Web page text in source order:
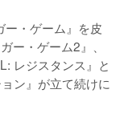
・ゲーム』を皮
ー・ゲーム2』、
レジスタンス』と
ン』が立て続けに